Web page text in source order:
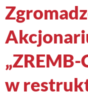
„ZREMB-
w